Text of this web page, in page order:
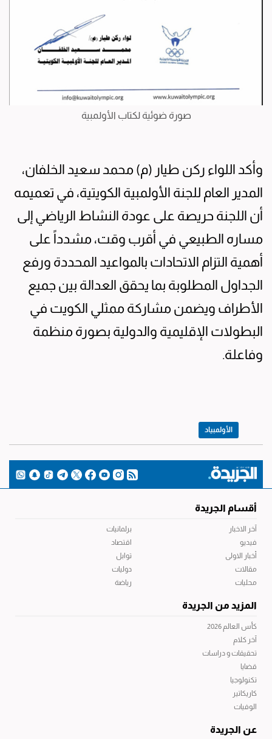
صورة ضوئية لكتاب الأولمبية
وأكد اللواء ركن طيار (م) محمد سعيد الخلفان،
المدير العام للجنة الأولمبية الكويتية، في تعميمه
أن اللجنة حريصة على عودة النشاط الرياضي إلى
مساره الطبيعي في أقرب وقت، مشدداً على
أهمية التزام الاتحادات بالمواعيد المحددة ورفع
الجداول المطلوبة بما يحقق العدالة بين جميع
الأطراف ويضمن مشاركة ممثلي الكويت في
البطولات الإقليمية والدولية بصورة منظمة
وفاعلة.
الأولمبياد
أقسام الجريدة
آخر الاخبار
فيديو
أخبار الاولى
مقالات
محليات
برلمانيات
اقتصاد
توابل
دوليات
رياضة
المزيد من الجريدة
كأس العالم 2026
آخر كلام
تحقيقات و دراسات
قضايا
تكنولوجيا
كاريكاتير
الوفيات
عن الجريدة